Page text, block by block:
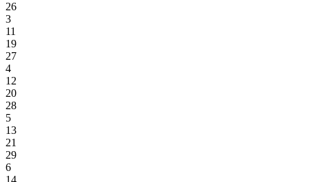
26
3
11
19
27
4
12
20
28
5
13
21
29
6
14